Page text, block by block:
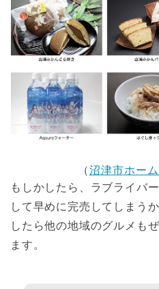
（沼津市ホー
もしかしたら、ラブライバ
して早めに完売してしまう
したら他の地域のグルメも
ます。